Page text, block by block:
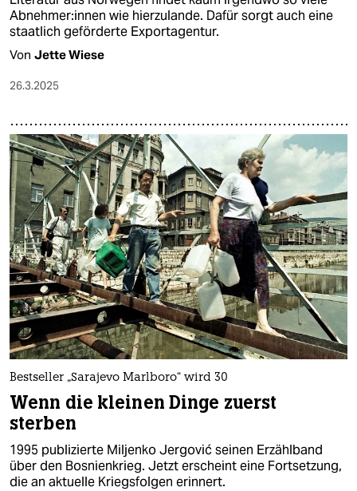
Ab­neh­me­r:in­nen wie hierzulande. Dafür sorgt auch eine
staatlich geförderte Exportagentur.
Von Jette Wiese
26.3.2025
Bestseller „Sarajevo Marlboro“ wird 30
Wenn die kleinen Dinge zuerst
sterben
1995 publizierte Miljenko Jergović seinen Erzählband
über den Bosnienkrieg. Jetzt erscheint eine Fortsetzung,
die an aktuelle Kriegsfolgen erinnert.